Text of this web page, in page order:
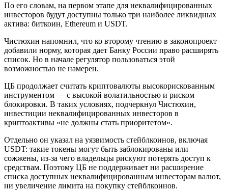
По его словам, на первом этапе для неквалифицированных
инвесторов будут доступны только три наиболее ликвидных
актива: биткоин, Ethereum и USDT.
Чистюхин напомнил, что ко второму чтению в законопроект
добавили норму, которая дает Банку России право расширять
список. Но в начале регулятор пользоваться этой
возможностью не намерен.
ЦБ продолжает считать криптовалюты высокорискованным
инструментом — с высокой волатильностью и риском
блокировки. В таких условиях, подчеркнул Чистюхин,
инвестиции неквалифицированных инвесторов в
криптоактивы «не должны стать приоритетом».
Отдельно он указал на уязвимость стейблкоинов, включая
USDT: такие токены могут быть заблокированы или
сожжены, из-за чего владельцы рискуют потерять доступ к
средствам. Поэтому ЦБ не поддерживает ни расширение
списка доступных неквалифицированным инвесторам валют,
ни увеличение лимита на покупку стейблкоинов.